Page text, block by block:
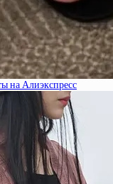
на Алиэкспресс